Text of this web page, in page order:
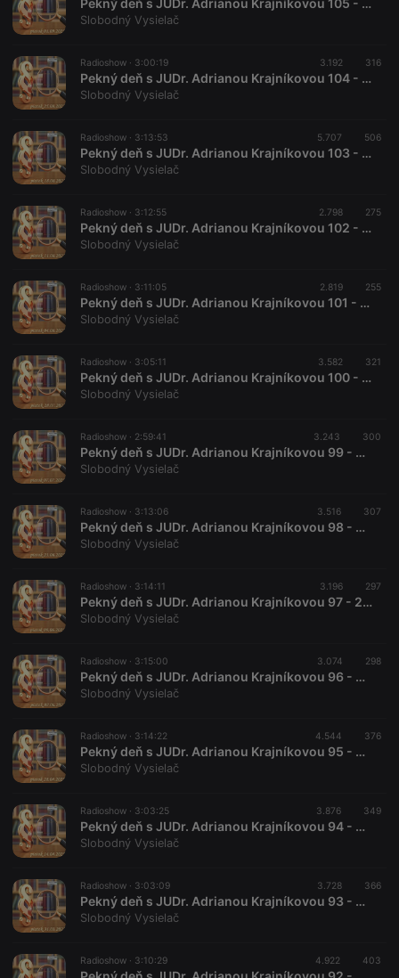
Pekný deň s JUDr. Adrianou Krajníkovou 105 - 2023-09-01
Slobodný Vysielač
Radioshow · 3:00:19 3.192 316
Pekný deň s JUDr. Adrianou Krajníkovou 104 - 2023-08-25
Slobodný Vysielač
Radioshow · 3:13:53 5.707 506
Pekný deň s JUDr. Adrianou Krajníkovou 103 - 2023-08-18 Róbert Bačinský
Slobodný Vysielač
Radioshow · 3:12:55 2.798 275
Pekný deň s JUDr. Adrianou Krajníkovou 102 - 2023-08-11 Gabriela Matečná
Slobodný Vysielač
Radioshow · 3:11:05 2.819 255
Pekný deň s JUDr. Adrianou Krajníkovou 101 - 2023-08-04
Slobodný Vysielač
Radioshow · 3:05:11 3.582 321
Pekný deň s JUDr. Adrianou Krajníkovou 100 - 2023-07-28
Slobodný Vysielač
Radioshow · 2:59:41 3.243 300
Pekný deň s JUDr. Adrianou Krajníkovou 99 - 2023-07-07
Slobodný Vysielač
Radioshow · 3:13:06 3.516 307
Pekný deň s JUDr. Adrianou Krajníkovou 98 - 2023-06-23
Slobodný Vysielač
Radioshow · 3:14:11 3.196 297
Pekný deň s JUDr. Adrianou Krajníkovou 97 - 2023-06-09
Slobodný Vysielač
Radioshow · 3:15:00 3.074 298
Pekný deň s JUDr. Adrianou Krajníkovou 96 - 2023-06-02
Slobodný Vysielač
Radioshow · 3:14:22 4.544 376
Pekný deň s JUDr. Adrianou Krajníkovou 95 - 2023-04-28
Slobodný Vysielač
Radioshow · 3:03:25 3.876 349
Pekný deň s JUDr. Adrianou Krajníkovou 94 - 2023-04-14
Slobodný Vysielač
Radioshow · 3:03:09 3.728 366
Pekný deň s JUDr. Adrianou Krajníkovou 93 - 2023-03-31
Slobodný Vysielač
Radioshow · 3:10:29 4.922 403
Name
Provider /
Expiration Description
cookie
PHPSESSID
reseller
4 weeks 2
days
Saves the
user id who
CookieScriptConsent
CookieScript
.hearthis.at
4 weeks 2
days
This cookie is
used by
remember
visitor cookie
consent
Cookie-
Script.com
cookie
Name
Provider /
Domain
Expiration
name is
associated
with the
platform. It is
used to help
website
and measure
performance.
prefix _pk_id
is followed
by a short
is believed to
reference
cookie.
Name
Domain
Description
searchtext .hearthis.at
cf_caching
hearthis.at
59
Define if